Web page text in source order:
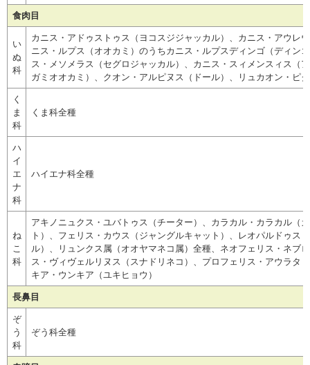
食肉目
い
ぬ
科
カニス・アドゥストゥス（ヨコスジジャッカル）、カニス・アウレ
ニス・ルプス（オオカミ）のうちカニス・ルプスディンゴ（ディン
ス・メソメラス（セグロジャッカル）、カニス・スィメンスィス（
ガミオオカミ）、クオン・アルピヌス（ドール）、リュカオン・ピ
く
ま
科
くま科全種
ハ
イ
エ
ナ
科
ハイエナ科全種
ね
こ
科
アキノニュクス・ユバトゥス（チーター）、カラカル・カラカル（
ト）、フェリス・カウス（ジャングルキャット）、レオパルドゥ
ル）、リュンクス属（オオヤマネコ属）全種、ネオフェリス・ネブ
ス・ヴィヴェルリヌス（スナドリネコ）、プロフェリス・アウラタ
キア・ウンキア（ユキヒョウ）
長鼻目
ぞ
う
科
ぞう科全種